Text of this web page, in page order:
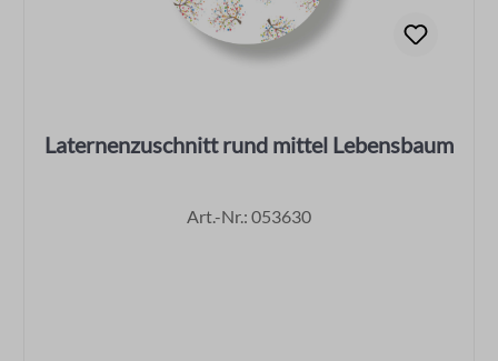
Laternenzuschnitt rund mittel Lebensbaum
Art.-Nr.: 053630